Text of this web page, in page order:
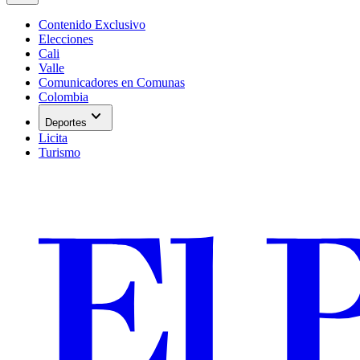
Contenido Exclusivo
Elecciones
Cali
Valle
Comunicadores en Comunas
Colombia
Deportes expand_more
Licita
Turismo